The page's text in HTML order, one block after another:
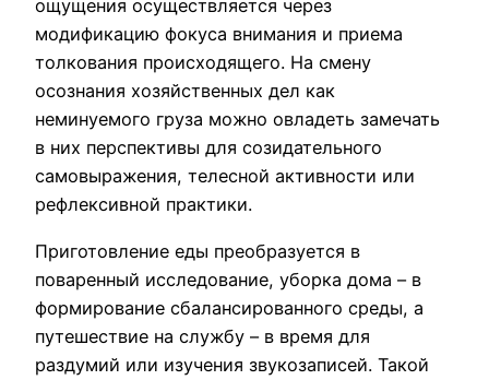
ощущения осуществляется через
модификацию фокуса внимания и приема
толкования происходящего. На смену
осознания хозяйственных дел как
неминуемого груза можно овладеть замечать
в них перспективы для созидательного
самовыражения, телесной активности или
рефлексивной практики.
Приготовление еды преобразуется в
поваренный исследование, уборка дома – в
формирование сбалансированного среды, а
путешествие на службу – в время для
раздумий или изучения звукозаписей. Такой